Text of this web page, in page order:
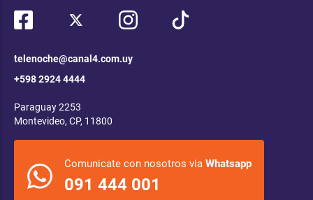
telenoche@canal4.com.uy
+598 2924 4444
Paraguay 2253
Montevideo, CP, 11800
Comunicate con nosotros via Whatsapp
091 444 001